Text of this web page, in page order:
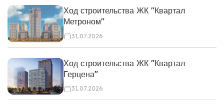
Ход строительства ЖК "Квартал
Метроном"
31.07.2026
Ход строительства ЖК "Квартал
Герцена"
31.07.2026